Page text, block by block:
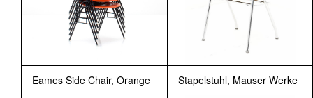
Eames Side Chair, Orange Stapelstuhl, Mauser Werke